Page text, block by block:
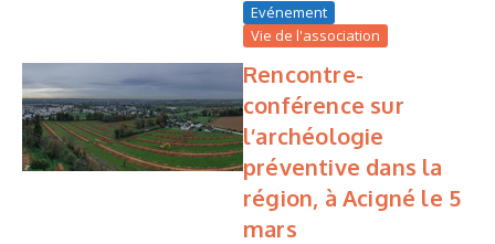
Evénement
Vie de l'association
Rencontre-
conférence sur
l’archéologie
préventive dans la
région, à Acigné le 5
mars